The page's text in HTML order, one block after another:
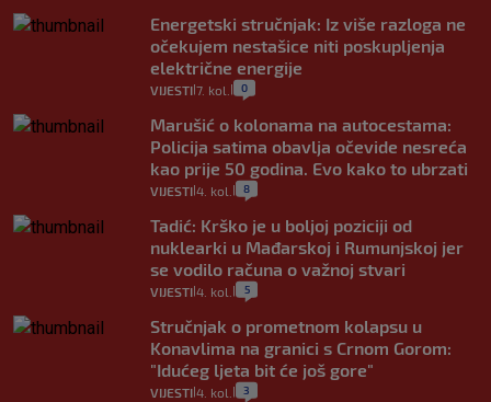
Energetski stručnjak: Iz više razloga ne
očekujem nestašice niti poskupljenja
električne energije
VIJESTI 7. kol. 0
Marušić o kolonama na autocestama:
Policija satima obavlja očevide nesreća
kao prije 50 godina. Evo kako to ubrzati
VIJESTI 4. kol. 8
Tadić: Krško je u boljoj poziciji od
nuklearki u Mađarskoj i Rumunjskoj jer
se vodilo računa o važnoj stvari
VIJESTI 4. kol. 5
Stručnjak o prometnom kolapsu u
Konavlima na granici s Crnom Gorom:
"Idućeg ljeta bit će još gore"
VIJESTI 4. kol. 3